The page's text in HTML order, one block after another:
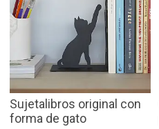
Sujetalibros original con
forma de gato